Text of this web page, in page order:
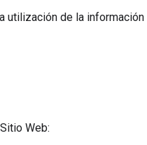
utilización de la
Web: